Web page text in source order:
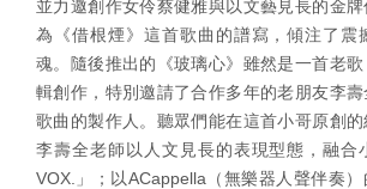
並力邀創作女伶蔡健雅與以文藝見長的金
為《借根煙》這首歌曲的譜寫，傾注了震
魂。隨後推出的《玻璃心》雖然是一首老
輯創作，特別邀請了合作多年的老朋友李
歌曲的製作人。聽眾們能在這首小哥原創的
李壽全老師以人文見長的表現型態，融合
VOX.」；以ACappella（無樂器人聲伴奏